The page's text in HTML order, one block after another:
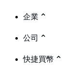
企業
公司
快捷買幣